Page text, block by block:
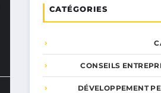
CATÉGORIES
CONSEILS
DÉVELOPPEMENT